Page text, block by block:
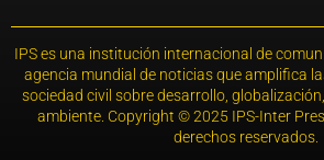
IPS es una institución internacional de
agencia mundial de noticias que amplifica
sociedad civil sobre desarrollo,
ambiente. Copyright © 2025 IPS-Inter
derechos reservados.